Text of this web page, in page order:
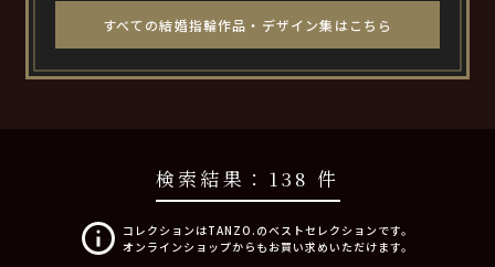
すべての結婚指輪作品・デザイン集はこちら
検索結果： 138 件
コレクションはTANZO.のベストセレクションです。
オンラインショップからもお買い求めいただけます。